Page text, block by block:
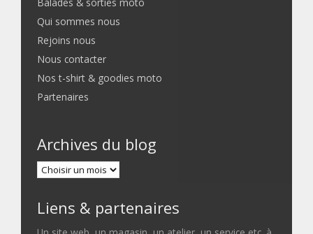
Qui sommes nous
Rejoins nous
Nous contacter
Nos t-shirt & goodies moto
Partenaires
Archives du blog
Liens & partenaires